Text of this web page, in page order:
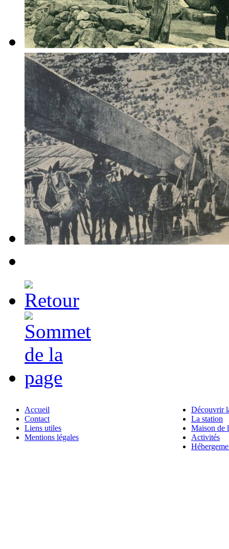
Accueil
Contact
Liens utiles
Mentions légales
Découvrir
La station
Maison de
Activités